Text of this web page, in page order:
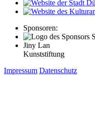
Sponsoren:
Jiny Lan
Kunststiftung
Impressum Datenschutz